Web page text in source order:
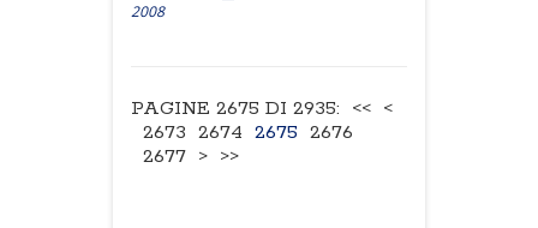
2008
PAGINE 2675 DI 2935: << <
2673 2674 2675 2676
2677 > >>